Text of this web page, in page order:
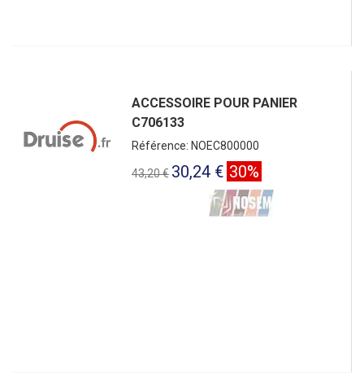
ACCESSOIRE POUR PANIER
C706133
Référence: NOEC800000
43,20 € 30,24 € 30%